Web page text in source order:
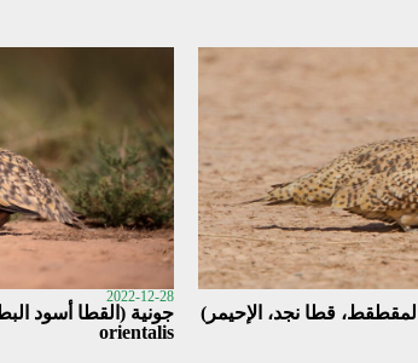
قطا نجد، الإحيمر)
2022-12-28
orientalis